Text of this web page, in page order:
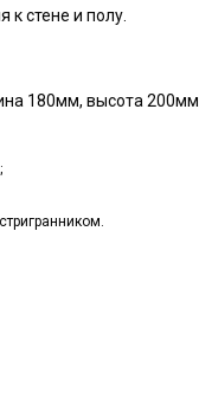
к стене и полу.
180мм, высота 200мм.